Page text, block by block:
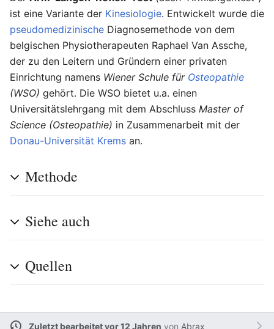
ist eine Variante der Kinesiologie. Entwickelt wurde die
pseudomedizinische Diagnosemethode von dem
belgischen Physiotherapeuten Raphael Van Assche,
der zu den Leitern und Gründern einer privaten
Einrichtung namens Wiener Schule für Osteopathie
(WSO) gehört. Die WSO bietet u.a. einen
Universitätslehrgang mit dem Abschluss Master of
Science (Osteopathie) in Zusammenarbeit mit der
Donau-Universität Krems an.
Methode
Siehe auch
Quellen
Zuletzt bearbeitet vor 12 Jahren von Abrax